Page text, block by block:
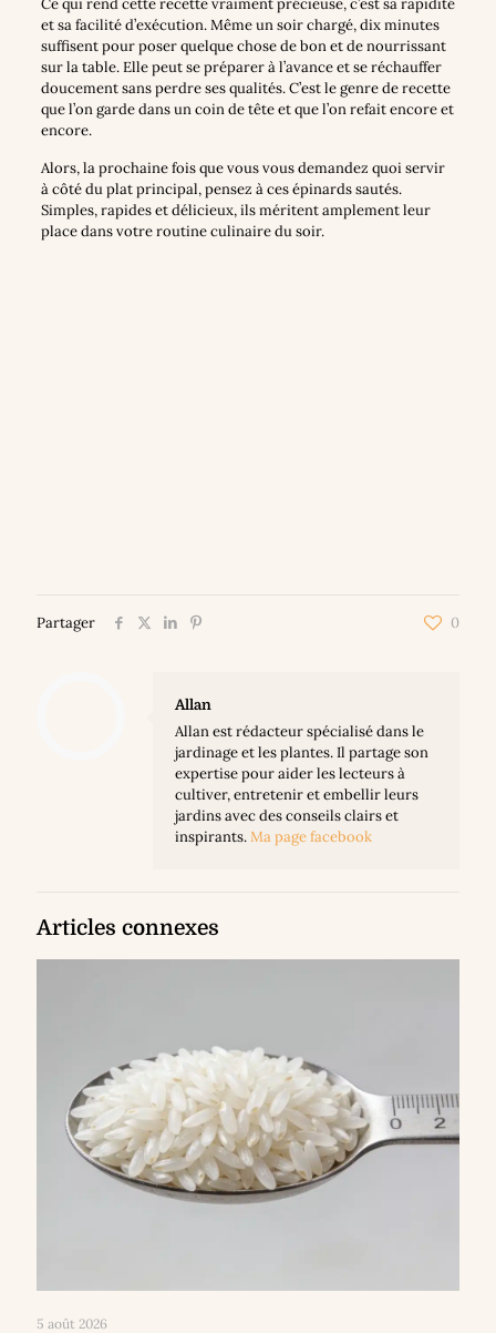
Ce qui rend cette recette vraiment précieuse, c’est sa rapidité
et sa facilité d’exécution. Même un soir chargé, dix minutes
suffisent pour poser quelque chose de bon et de nourrissant
sur la table. Elle peut se préparer à l’avance et se réchauffer
doucement sans perdre ses qualités. C’est le genre de recette
que l’on garde dans un coin de tête et que l’on refait encore et
encore.
Alors, la prochaine fois que vous vous demandez quoi servir
à côté du plat principal, pensez à ces épinards sautés.
Simples, rapides et délicieux, ils méritent amplement leur
place dans votre routine culinaire du soir.
Partager 0
Allan
Allan est rédacteur spécialisé dans le
jardinage et les plantes. Il partage son
expertise pour aider les lecteurs à
cultiver, entretenir et embellir leurs
jardins avec des conseils clairs et
inspirants.Ma page facebook
Articles connexes
5 août 2026